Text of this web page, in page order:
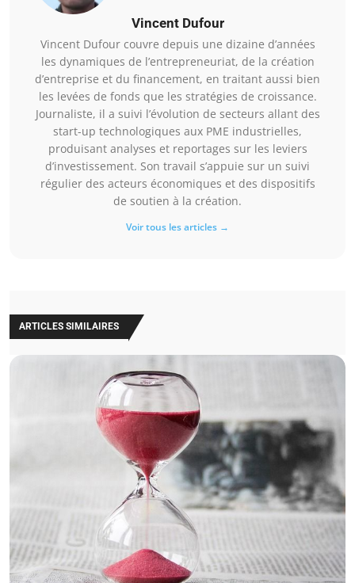
Vincent Dufour
Vincent Dufour couvre depuis une dizaine d’années
les dynamiques de l’entrepreneuriat, de la création
d’entreprise et du financement, en traitant aussi bien
les levées de fonds que les stratégies de croissance.
Journaliste, il a suivi l’évolution de secteurs allant des
start-up technologiques aux PME industrielles,
produisant analyses et reportages sur les leviers
d’investissement. Son travail s’appuie sur un suivi
régulier des acteurs économiques et des dispositifs
de soutien à la création.
Voir tous les articles →
ARTICLES SIMILAIRES